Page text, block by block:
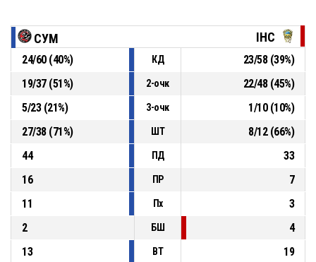
77-55
ІНВАСПОРТ-СДЮСШОР-5 (Дніпро)- - 22
Фол4 00:59 17, Д. Бичковий , підбирання у нападі
Фол4 01:02 14, М. Ткаленко , трьохочковий у стрибку хибно
СУМ ІНС
24/60(40%) КД 23/58(39%)
19/37(51%) 2-очк 22/48(45%)
5/23(21%) 3-очк 1/10(10%)
27/38(71%) ШТ 8/12(66%)
44
ПД
33
16
ПР
7
11
Пх
3
2
БШ
4
13
ВТ
19